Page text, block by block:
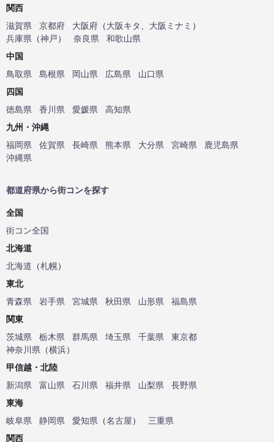
関西
滋賀県
京都府 大阪府 （大阪キタ 大阪ミナミ ）
兵庫県 （神戸） 奈良県
和歌山県
中国
鳥取県
島根県 岡山県 広島県
山口県
四国
徳島県
香川県 愛媛県
高知県
九州・沖縄
福岡県
佐賀県 長崎県 熊本県 大分県 宮崎県
鹿児島県
沖縄県
都道府県から街コンを探す
全国
街コン全国
北海道
北海道 （札幌）
東北
青森県
岩手県 宮城県 秋田県 山形県
福島県
関東
茨城県
栃木県 群馬県 埼玉県 千葉県
東京都
神奈川県 （横浜）
甲信越・北陸
新潟県
富山県 石川県 福井県 山梨県
長野県
東海
岐阜県
静岡県 愛知県 （名古屋）
三重県
関西